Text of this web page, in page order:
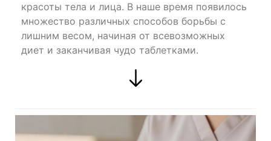
красоты тела и лица. В наше время появилось
множество различных способов борьбы с
лишним весом, начиная от всевозможных
диет и заканчивая чудо таблетками.